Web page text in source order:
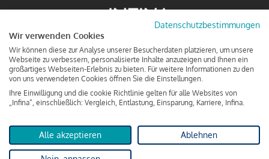
Datenschutzbestimmungen
Wir verwenden Cookies
Wir können diese zur Analyse unserer Besucherdaten platzieren, um unsere
Webseite zu verbessern, personalisierte Inhalte anzuzeigen und Ihnen ein
großartiges Webseiten-Erlebnis zu bieten. Für weitere Informationen zu den
von uns verwendeten Cookies öffnen Sie die Einstellungen.
Ihre Einwilligung und die cookie Richtlinie gelten für alle Websites von
„Infina“, einschließlich: Vergleich, Entlastung, Einsparung, Karriere, Infina.
Alle akzeptieren Ablehnen